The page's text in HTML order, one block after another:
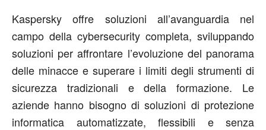
Kaspersky offre soluzioni all’avanguardia nel
campo della cybersecurity completa, sviluppando
soluzioni per affrontare l’evoluzione del panorama
delle minacce e superare i limiti degli strumenti di
sicurezza tradizionali e della formazione. Le
aziende hanno bisogno di soluzioni di protezione
informatica automatizzate, flessibili e senza